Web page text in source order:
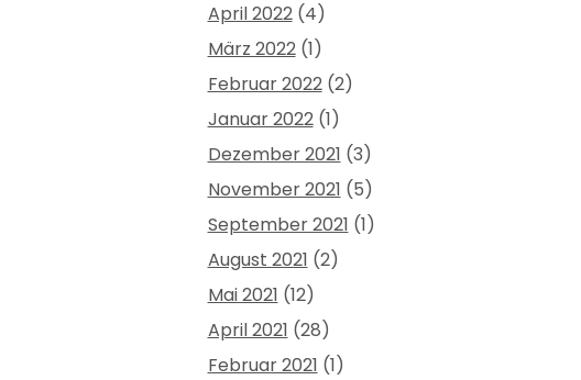
April 2022(4)
März 2022(1)
Februar 2022(2)
Januar 2022(1)
Dezember 2021 (3)
November 2021 (5)
September 2021 (1)
August 2021 (2)
Mai 2021 (12)
April 2021 (28)
Februar 2021 (1)